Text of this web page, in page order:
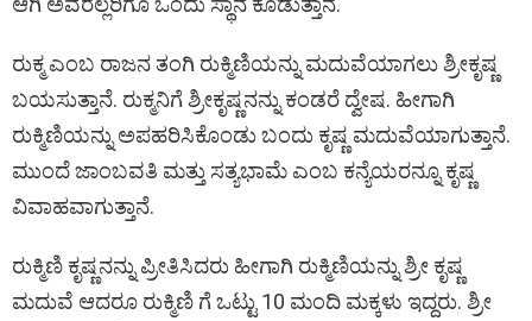
ರುಕ್ಮ ಎಂಬ ರಾಜನ ತಂಗಿ ರುಕ್ಮಿಣಿಯನ್ನು ಮದುವೆಯಾಗಲು ಶ್ರೀಕೃಷ್ಣ
ಬಯಸುತ್ತಾನೆ. ರುಕ್ಮನಿಗೆ ಶ್ರೀಕೃಷ್ಣನನ್ನು ಕಂಡರೆ ದ್ವೇಷ. ಹೀಗಾಗಿ
ರುಕ್ಮಿಣಿಯನ್ನು ಅಪಹರಿಸಿಕೊಂಡು ಬಂದು ಕೃಷ್ಣ ಮದುವೆಯಾಗುತ್ತಾನೆ.
ಮುಂದೆ ಜಾಂಬವತಿ ಮತ್ತು ಸತ್ಯಭಾಮೆ ಎಂಬ ಕನ್ಯೆಯರನ್ನೂ ಕೃಷ್ಣ
ವಿವಾಹವಾಗುತ್ತಾನೆ.
ರುಕ್ಮಿಣಿ ಕೃಷ್ಣನನ್ನು ಪ್ರೀತಿಸಿದರು ಹೀಗಾಗಿ ರುಕ್ಮಿಣಿಯನ್ನು ಶ್ರೀ ಕೃಷ್ಣ
ಮದುವೆ ಆದರೂ ರುಕ್ಮಿಣಿ ಗೆ ಒಟ್ಟು 10 ಮಂದಿ ಮಕ್ಕಳು ಇದ್ದರು. ಶ್ರೀ